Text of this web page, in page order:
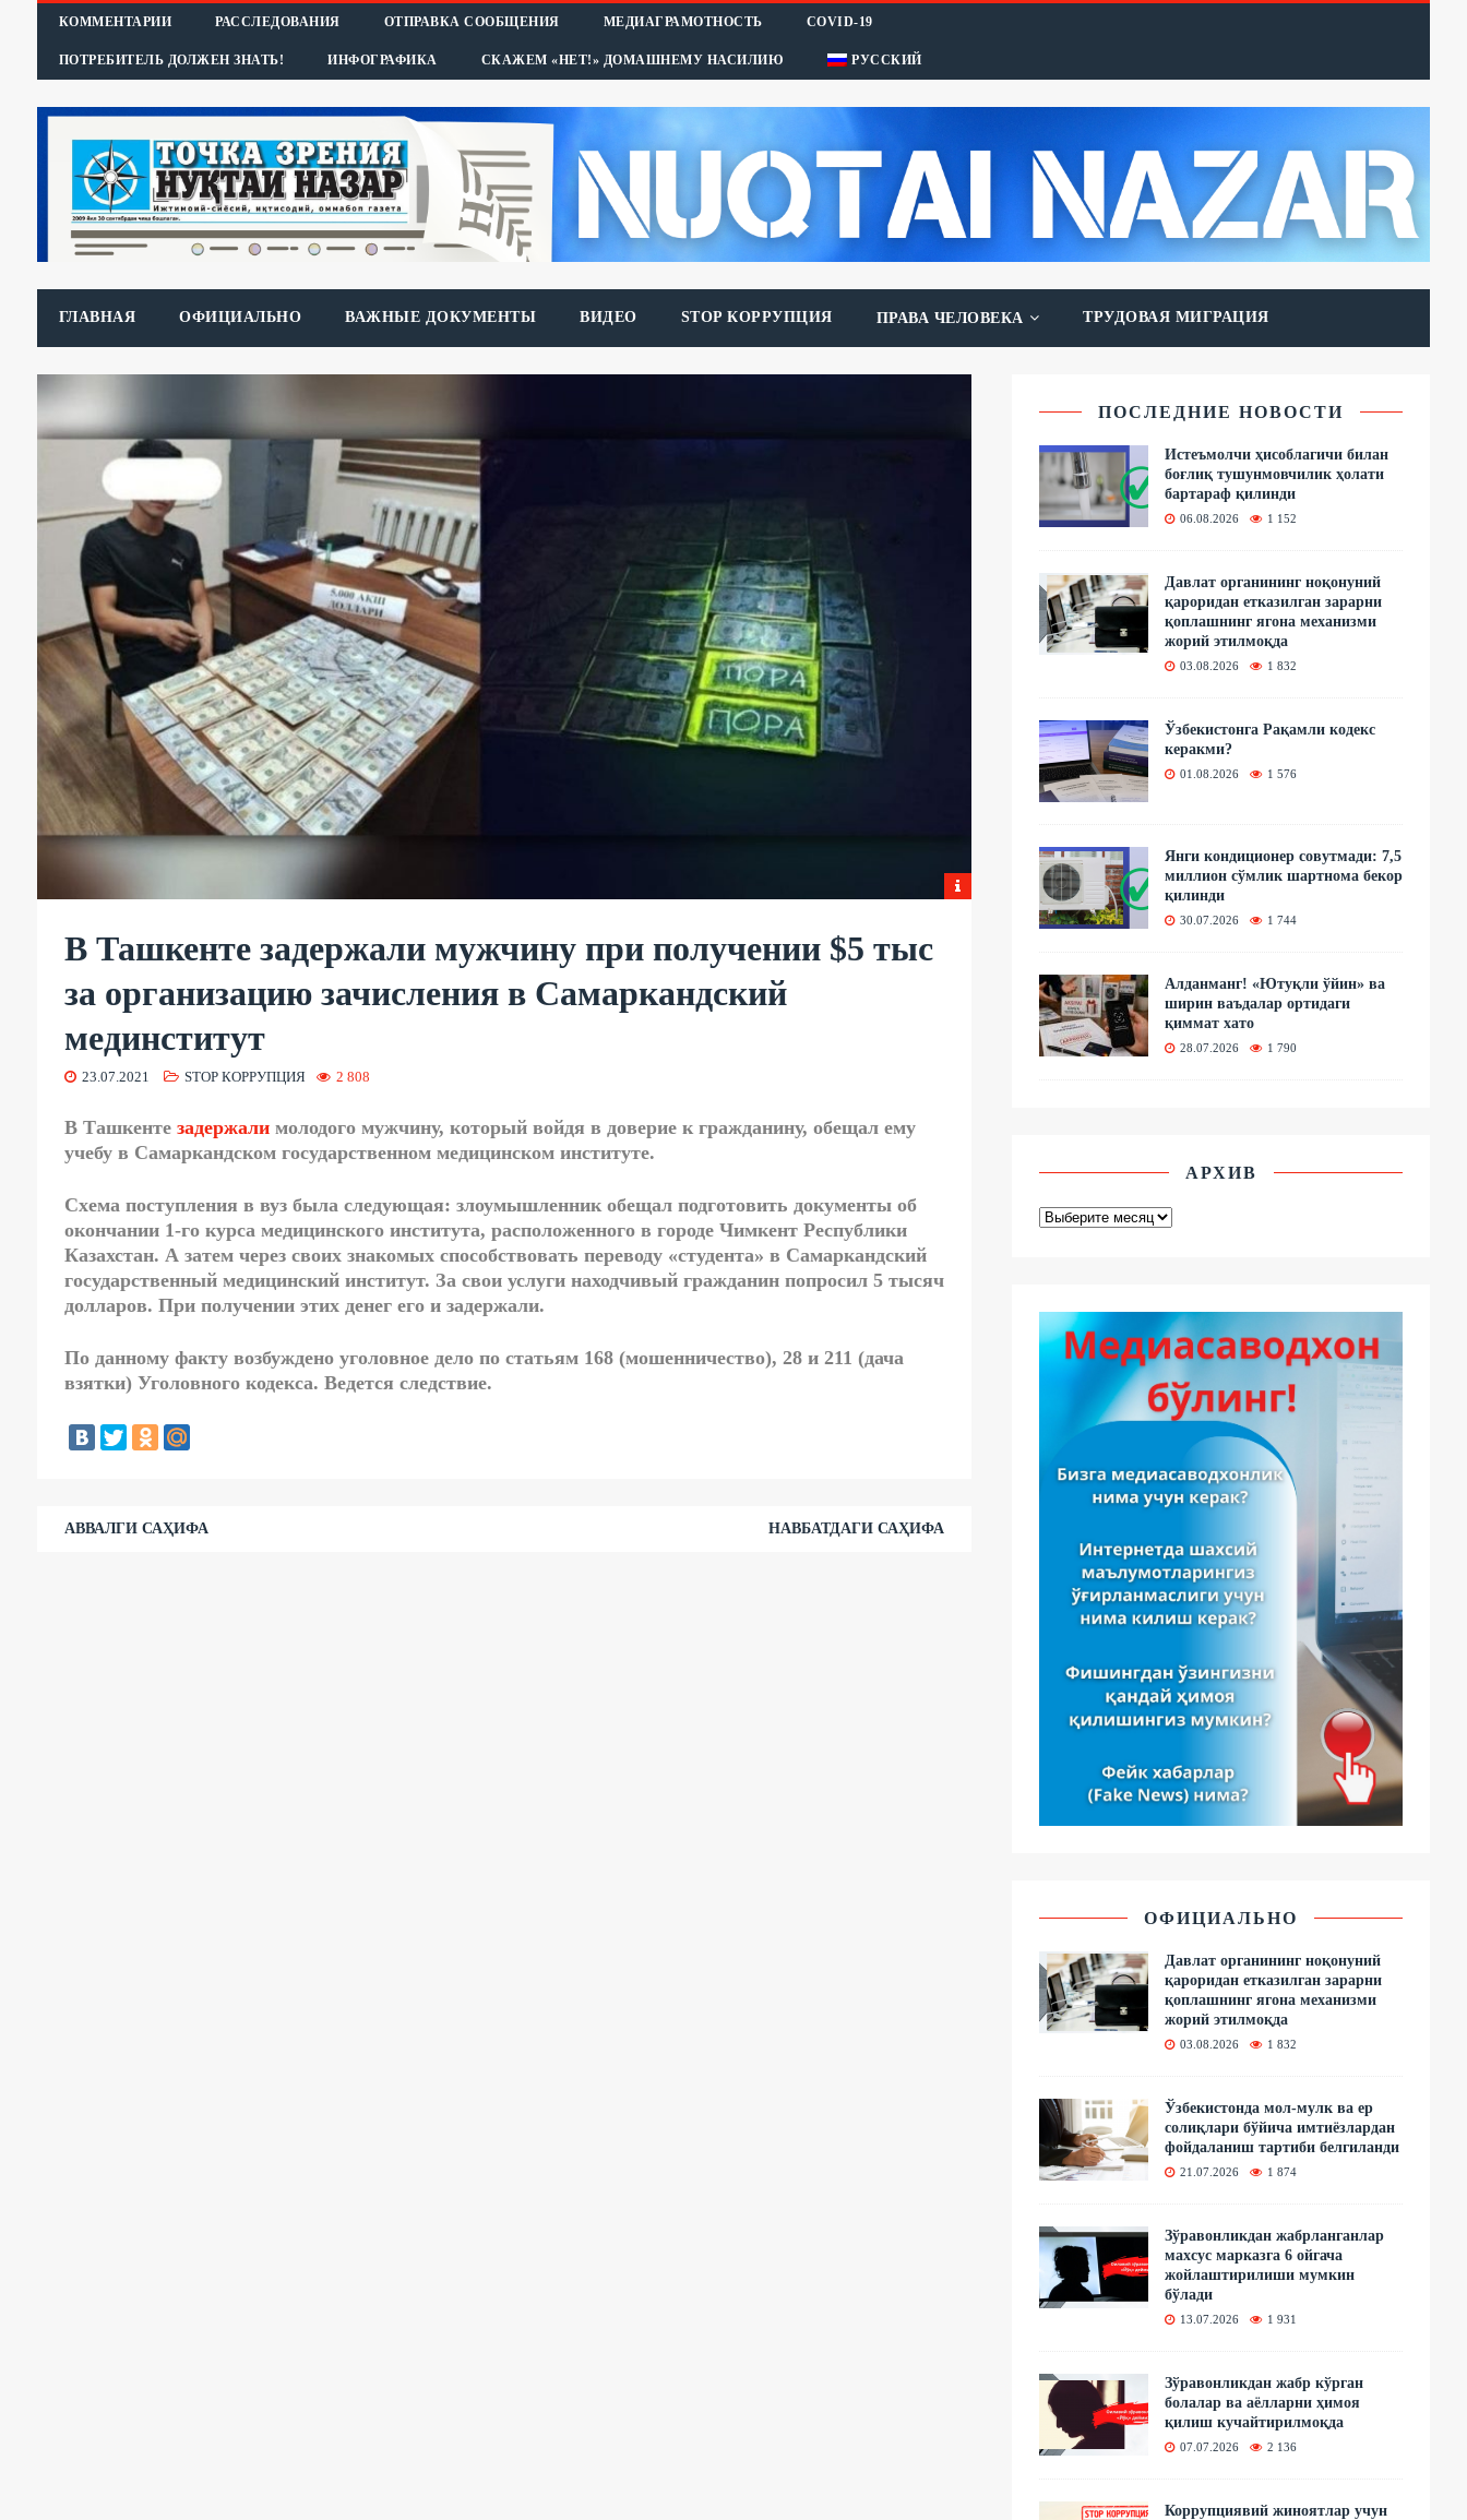
КОММЕНТАРИИ РАССЛЕДОВАНИЯ ОТПРАВКА СООБЩЕНИЯ МЕДИАГРАМОТНОСТЬ COVID-19
ПОТРЕБИТЕЛЬ ДОЛЖЕН ЗНАТЬ! ИНФОГРАФИКА СКАЖЕМ «НЕТ!» ДОМАШНЕМУ НАСИЛИЮ РУССКИЙ
ГЛАВНАЯ ОФИЦИАЛЬНО ВАЖНЫЕ ДОКУМЕНТЫ ВИДЕО STOP КОРРУПЦИЯ ПРАВА ЧЕЛОВЕКА ТРУДОВАЯ МИГРАЦИЯ
В Ташкенте задержали мужчину при получении $5 тыс
за организацию зачисления в Самаркандский
мединститут
23.07.2021 STOP КОРРУПЦИЯ 2 808
В Ташкенте задержалимолодого мужчину, который войдя в доверие к гражданину, обещал ему
учебу в Самаркандском государственном медицинском институте.
Схема поступления в вуз была следующая: злоумышленник обещал подготовить документы об
окончании 1-го курса медицинского института, расположенного в городе Чимкент Республики
Казахстан. А затем через своих знакомых способствовать переводу «студента» в Самаркандский
государственный медицинский институт. За свои услуги находчивый гражданин попросил 5 тысяч
долларов. При получении этих денег его и задержали.
По данному факту возбуждено уголовное дело по статьям 168 (мошенничество), 28 и 211 (дача
взятки) Уголовного кодекса. Ведется следствие.
АВВАЛГИ САҲИФА НАВБАТДАГИ САҲИФА
ПОСЛЕДНИЕ НОВОСТИ
Истеъмолчи ҳисоблагичи билан
боғлиқ тушунмовчилик ҳолати
бартараф қилинди
06.08.2026 1 152
Давлат органининг ноқонуний
қароридан етказилган зарарни
қоплашнинг ягона механизми
жорий этилмоқда
03.08.2026 1 832
Ўзбекистонга Рақамли кодекс
керакми?
01.08.2026 1 576
Янги кондиционер совутмади: 7,5
миллион сўмлик шартнома бекор
қилинди
30.07.2026 1 744
Алданманг! «Ютуқли ўйин» ва
ширин ваъдалар ортидаги
қиммат хато
28.07.2026 1 790
АРХИВ
ОФИЦИАЛЬНО
Давлат органининг ноқонуний
қароридан етказилган зарарни
қоплашнинг ягона механизми
жорий этилмоқда
03.08.2026 1 832
Ўзбекистонда мол-мулк ва ер
солиқлари бўйича имтиёзлардан
фойдаланиш тартиби белгиланди
21.07.2026 1 874
Зўравонликдан жабрланганлар
махсус марказга 6 ойгача
жойлаштирилиши мумкин
бўлади
13.07.2026 1 931
Зўравонликдан жабр кўрган
болалар ва аёлларни ҳимоя
қилиш кучайтирилмоқда
07.07.2026 2 136
Коррупциявий жиноятлар учун